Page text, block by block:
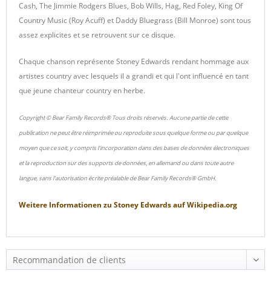
Cash, The Jimmie Rodgers Blues, Bob Wills, Hag, Red Foley, King Of
Country Music (Roy Acuff) et Daddy Bluegrass (Bill Monroe) sont tous
assez explicites et se retrouvent sur ce disque.
Chaque chanson représente Stoney Edwards rendant hommage aux
artistes country avec lesquels il a grandi et qui l'ont influencé en tant
que jeune chanteur country en herbe.
Copyright © Bear Family Records® Tous droits réservés. Aucune partie de cette
publication ne peut être réimprimée ou reproduite sous quelque forme ou par quelque
moyen que ce soit, y compris l'incorporation dans des bases de données électroniques
et la reproduction sur des supports de données, en allemand ou dans toute autre
langue, sans l'autorisation écrite préalable de Bear Family Records® GmbH.
Weitere Informationen zu Stoney EdwardsaufWikipedia.org